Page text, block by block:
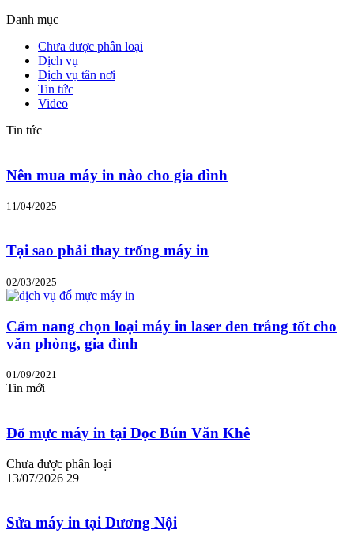
Danh mục
Chưa được phân loại
Dịch vụ
Dịch vụ tân nơi
Tin tức
Video
Tin tức
Nên mua máy in nào cho gia đình
11/04/2025
Tại sao phải thay trống máy in
02/03/2025
Cẩm nang chọn loại máy in laser đen trắng tốt cho
văn phòng, gia đình
01/09/2021
Tin mới
Đổ mực máy in tại Dọc Bún Văn Khê
Chưa được phân loại
13/07/2026 29
Sửa máy in tại Dương Nội